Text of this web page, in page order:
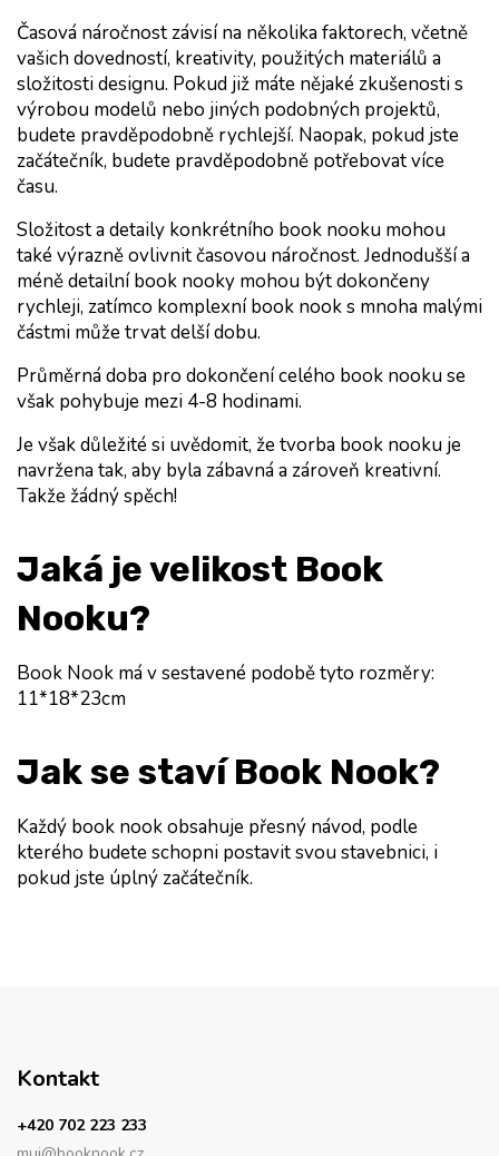
Časová náročnost závisí na několika faktorech, včetně
vašich dovedností, kreativity, použitých materiálů a
složitosti designu. Pokud již máte nějaké zkušenosti s
výrobou modelů nebo jiných podobných projektů,
budete pravděpodobně rychlejší. Naopak, pokud jste
začátečník, budete pravděpodobně potřebovat více
času.
Složitost a detaily konkrétního book nooku mohou
také výrazně ovlivnit časovou náročnost. Jednodušší a
méně detailní book nooky mohou být dokončeny
rychleji, zatímco komplexní book nook s mnoha malými
částmi může trvat delší dobu.
Průměrná doba pro dokončení celého book nooku se
však pohybuje mezi 4-8 hodinami.
Je však důležité si uvědomit, že tvorba book nooku je
navržena tak, aby byla zábavná a zároveň kreativní.
Takže žádný spěch!
Jaká je velikost Book
Nooku?
11*18*23cm
Jak se staví Book Nook?
Každý book nook obsahuje přesný návod, podle
kterého budete schopni postavit svou stavebnici, i
pokud jste úplný začátečník.
Kontakt
+420 702 223 233